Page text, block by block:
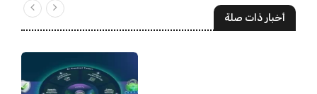
أخبار ذات صلة